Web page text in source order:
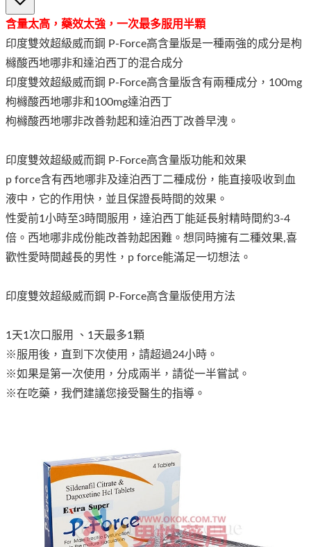
含量太高，藥效太強，一次最多服用半顆
印度雙效超級威而鋼 P-Force高含量版是一種兩強的成分是枸
櫞酸西地哪非和達泊西丁的混合成分
印度雙效超級威而鋼 P-Force高含量版含有兩種成分，100mg
枸櫞酸西地哪非和100mg達泊西丁
枸櫞酸西地哪非改善勃起和達泊西丁改善早洩。
印度雙效超級威而鋼 P-Force高含量版功能和效果
p force含有西地哪非及達泊西丁二種成份，能直接吸收到血
液中，它的作用快，並且保證長時間的效果。
性愛前1小時至3時間服用，達泊西丁能延長射精時間約3-4
倍。西地哪非成份能改善勃起困難。想同時擁有二種效果,喜
歡性愛時間越長的男性，p force能滿足一切想法。
印度雙效超級威而鋼 P-Force高含量版使用方法
1天1次口服用 、1天最多1顆
※服用後，直到下次使用，請超過24小時。
※如果是第一次使用，分成兩半，請從一半嘗試。
※在吃藥，我們建議您接受醫生的指導。